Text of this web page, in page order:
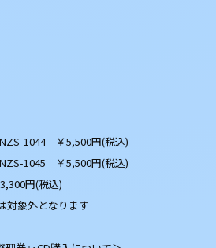
1044 ￥5,500円(税込)
1045 ￥5,500円(税込)
円(税込)
対象外となります